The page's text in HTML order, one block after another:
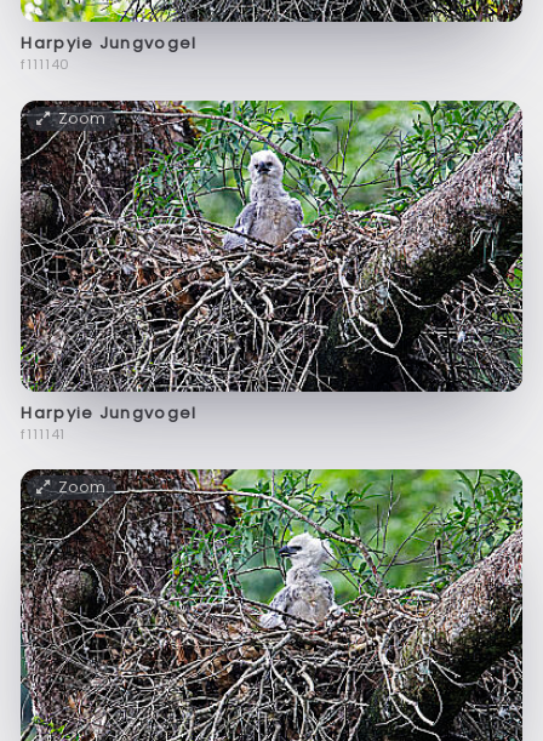
Harpyie Jungvogel
f111140
Zoom
Harpyie Jungvogel
f111141
Zoom